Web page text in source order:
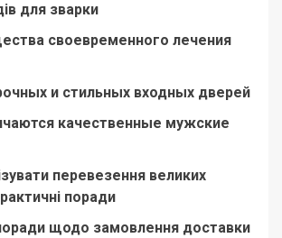
для зварки
своевременного лечения
и стильных входных дверей
качественные мужские
перевезення великих
поради
щодо замовлення доставки